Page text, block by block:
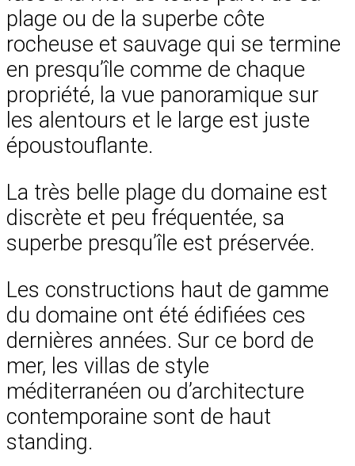
plage ou de la superbe côte
rocheuse et sauvage qui se termine
en presqu’île comme de chaque
propriété, la vue panoramique sur
les alentours et le large est juste
époustouflante.
La très belle plage du domaine est
discrète et peu fréquentée, sa
superbe presqu’île est préservée.
Les constructions haut de gamme
du domaine ont été édifiées ces
dernières années. Sur ce bord de
mer, les villas de style
méditerranéen ou d’architecture
contemporaine sont de haut
standing.